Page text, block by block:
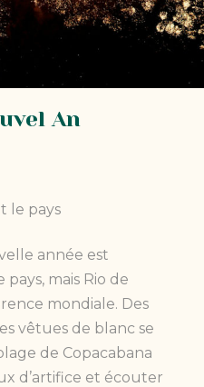
An
le pays
année est
mais Rio de
mondiale. Des
vêtues de blanc se
de Copacabana
d’artifice et écouter